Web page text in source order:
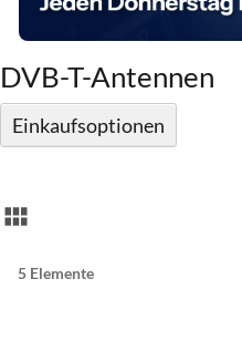
DVB-T-Antennen
Einkaufsoptionen
Anzeigen
Liste
5 Elemente